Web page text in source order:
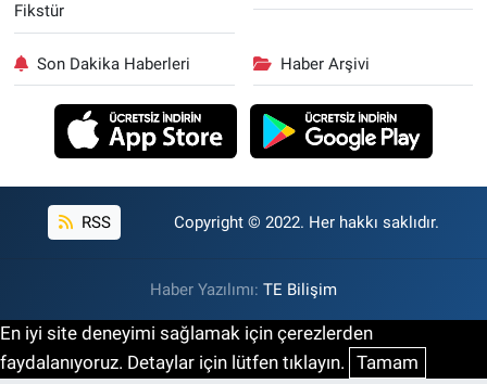
Fikstür
Son Dakika Haberleri Haber Arşivi
RSS Copyright © 2022. Her hakkı saklıdır.
Haber Yazılımı: TE Bilişim
En iyi site deneyimi sağlamak için çerezlerden
faydalanıyoruz. Detaylar için lütfen tıklayın. Tamam